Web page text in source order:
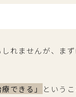
れませんが、ま
できる」
という